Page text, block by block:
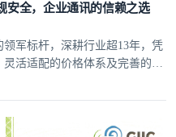
安全，企业通讯的信赖之选
军标杆，深耕行业超13年，凭
活适配的价格体系及完善的全